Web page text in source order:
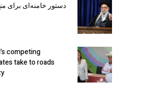
دستور خامنه‌ای برای
competing
take to roads